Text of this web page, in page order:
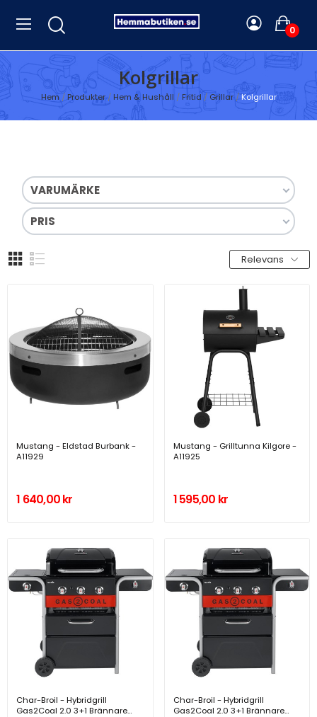
0
Kolgrillar
Hem Produkter Hem & Hushåll Fritid Grillar Kolgrillar
VARUMÄRKE
PRIS
Relevans
Mustang - Eldstad Burbank -
A11929
1 640,00 kr
Mustang - Grilltunna Kilgore -
A11925
1 595,00 kr
Char-Broil - Hybridgrill
Gas2Coal 2.0 3+1 Brännare
Char-Broil - Hybridgrill
Gas2Coal 2.0 3+1 Brännare